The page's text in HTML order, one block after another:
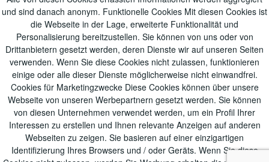
und sind danach anonym. Funktionelle Cookies Mit diesen Cookies ist
die Webseite in der Lage, erweiterte Funktionalität und
Personalisierung bereitzustellen. Sie können von uns oder von
Drittanbietern gesetzt werden, deren Dienste wir auf unseren Seiten
verwenden. Wenn Sie diese Cookies nicht zulassen, funktionieren
einige oder alle dieser Dienste möglicherweise nicht einwandfrei.
Cookies für Marketingzwecke Diese Cookies können über unsere
Webseite von unseren Werbepartnern gesetzt werden. Sie können
von diesen Unternehmen verwendet werden, um ein Profil Ihrer
Interessen zu erstellen und Ihnen relevante Anzeigen auf anderen
Webseiten zu zeigen. Sie basieren auf einer einzigartigen
Identifizierung Ihres Browsers und / oder Geräts. Wenn Sie diese